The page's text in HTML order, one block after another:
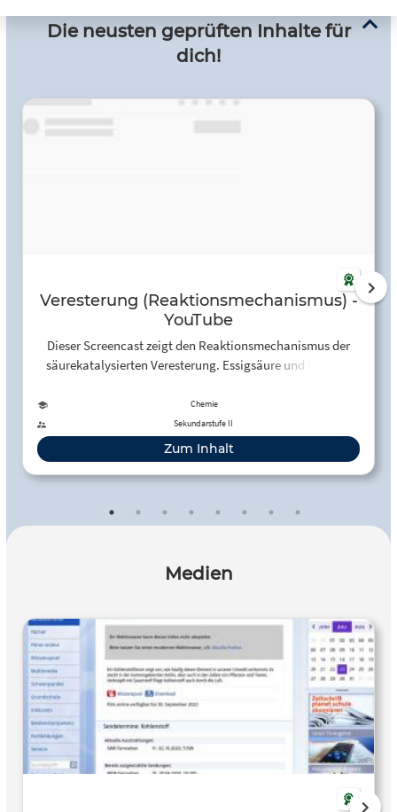
Die neusten geprüften Inhalte für
dich!
Veresterung (Reaktionsmechanismus) -
YouTube
Dieser Screencast zeigt den Reaktionsmechanismus der
säurekatalysierten Veresterung. Essigsäure und Ethanol
Chemie
Sekundarstufe II
Zum Inhalt
Medien